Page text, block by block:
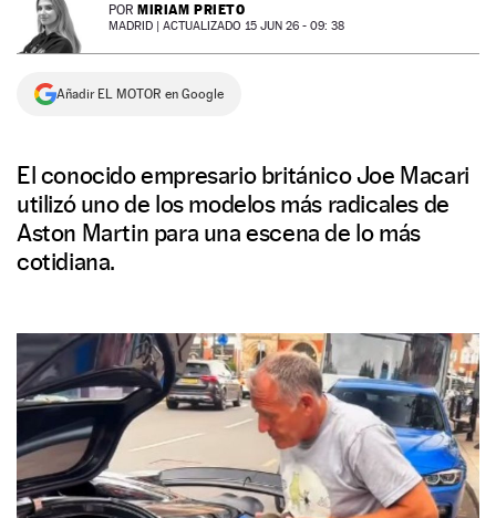
SÍGUENOS
POR MIRIAM PRIETO
MADRID | ACTUALIZADO 15 JUN 26 - 09: 38
Añadir EL MOTOR en Google
El conocido empresario británico Joe Macari
utilizó uno de los modelos más radicales de
Aston Martin para una escena de lo más
cotidiana.